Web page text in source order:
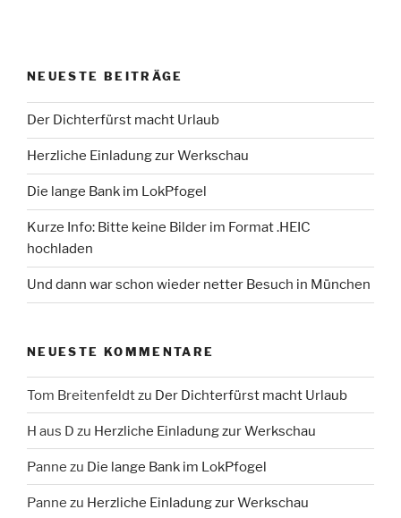
NEUESTE BEITRÄGE
Der Dichterfürst macht Urlaub
Herzliche Einladung zur Werkschau
Die lange Bank im LokPfogel
Kurze Info: Bitte keine Bilder im Format .HEIC
hochladen
Und dann war schon wieder netter Besuch in München
NEUESTE KOMMENTARE
Tom Breitenfeldtzu Der Dichterfürst macht Urlaub
H aus D zu Herzliche Einladung zur Werkschau
Panne zu Die lange Bank im LokPfogel
Panne zu Herzliche Einladung zur Werkschau